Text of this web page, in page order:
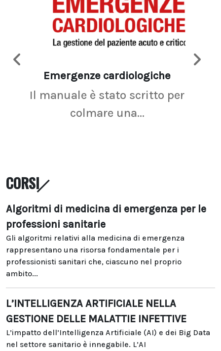
Emergenze cardiologiche
Il manuale è stato scritto per
colmare una...
CORSI
Algoritmi di medicina di emergenza per le
professioni sanitarie
Gli algoritmi relativi alla medicina di emergenza
rappresentano una risorsa fondamentale per i
professionisti sanitari che, ciascuno nel proprio
ambito...
L’INTELLIGENZA ARTIFICIALE NELLA
GESTIONE DELLE MALATTIE INFETTIVE
L’impatto dell’Intelligenza Artificiale (AI) e dei Big Data
nel settore sanitario è innegabile. L’AI